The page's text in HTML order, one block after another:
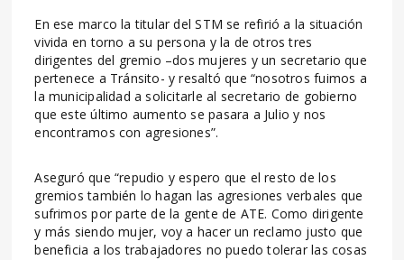
En ese marco la titular del STM se refirió a la situación
vivida en torno a su persona y la de otros tres
dirigentes del gremio –dos mujeres y un secretario que
pertenece a Tránsito- y resaltó que “nosotros fuimos a
la municipalidad a solicitarle al secretario de gobierno
que este último aumento se pasara a Julio y nos
encontramos con agresiones”.
Aseguró que “repudio y espero que el resto de los
gremios también lo hagan las agresiones verbales que
sufrimos por parte de la gente de ATE. Como dirigente
y más siendo mujer, voy a hacer un reclamo justo que
beneficia a los trabajadores no puedo tolerar las cosas